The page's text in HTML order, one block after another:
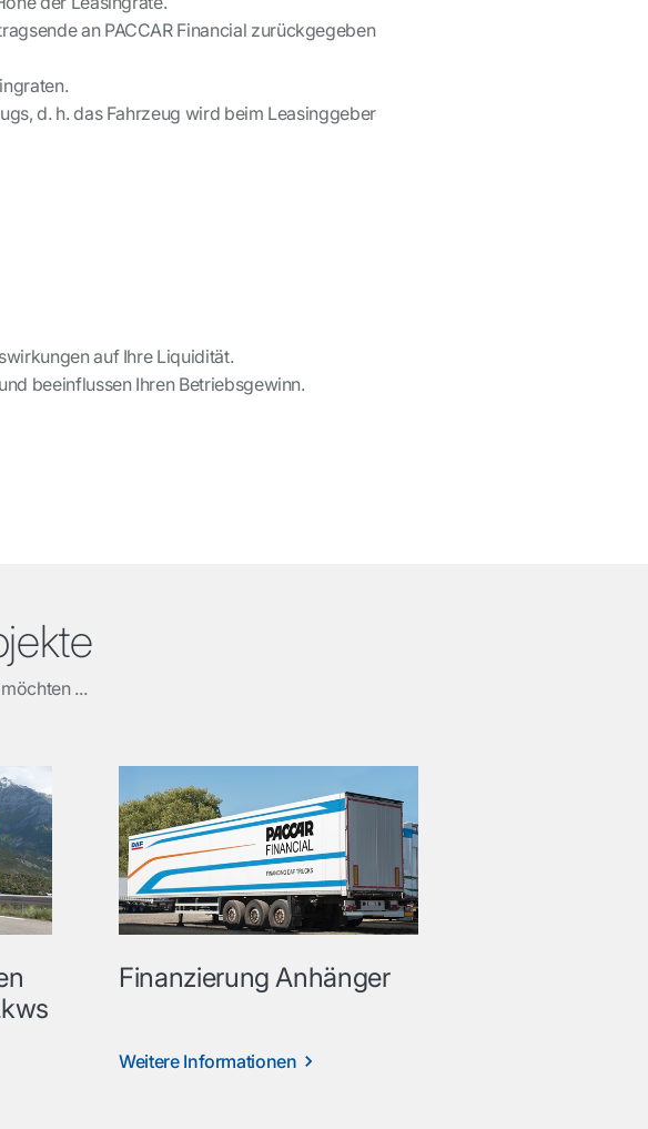
an PACCAR Financial zurückgegeben
d. h. das Fahrzeug wird beim Leasinggeber
auf Ihre Liquidität.
beeinflussen Ihren Betriebsgewinn.
...
Finanzierung Anhänger
Weitere Informationen